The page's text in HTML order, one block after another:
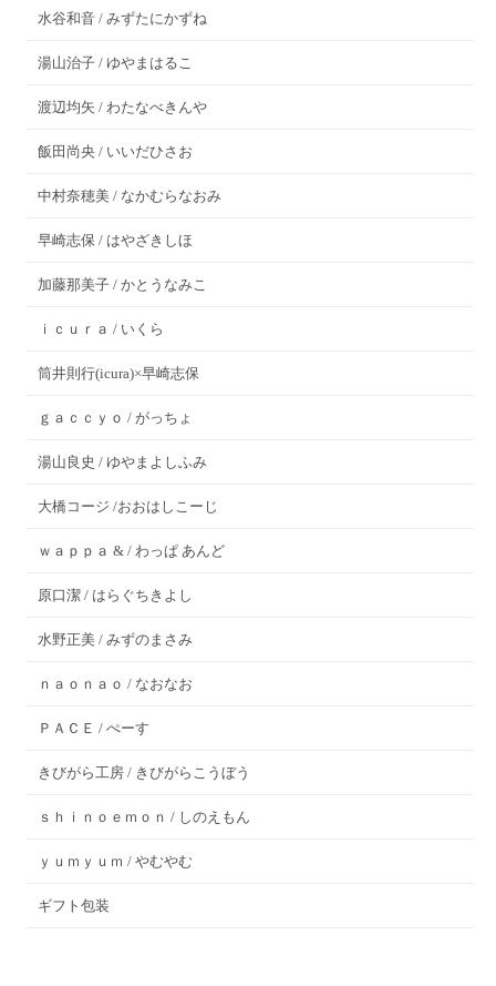
水谷和音 / みずたにかずね
湯山治子 / ゆやまはるこ
渡辺均矢 / わたなべきんや
飯田尚央 / いいだひさお
中村奈穂美 / なかむらなおみ
早崎志保 / はやざきしほ
加藤那美子 / かとうなみこ
ｉｃｕｒａ / いくら
筒井則行(icura)×早崎志保
ｇａｃｃｙｏ / がっちょ
湯山良史 / ゆやまよしふみ
大橋コージ /おおはしこーじ
ｗａｐｐａ & / わっぱ あんど
原口潔 / はらぐちきよし
水野正美 / みずのまさみ
ｎａｏｎａｏ / なおなお
ＰＡＣＥ / ぺーす
きびがら工房 / きびがらこうぼう
ｓｈｉｎｏｅｍｏｎ / しのえもん
ｙｕｍｙｕｍ / やむやむ
ギフト包装